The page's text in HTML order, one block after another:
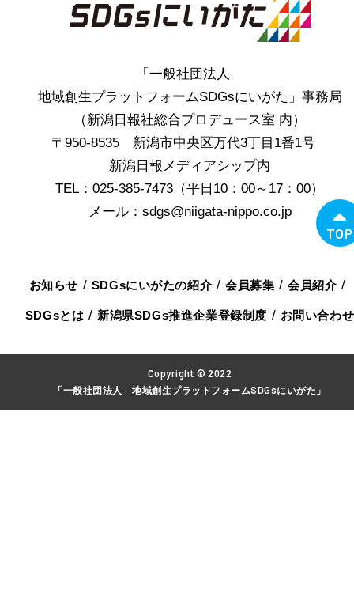
TOP
「一般社団法人
地域創生プラットフォームSDGsにいがた」事務局
（新潟日報社総合プロデュース室 内）
〒950-8535 新潟市中央区万代3丁目1番1号
新潟日報メディアシップ内
TEL：025-385-7473（平日10：00～17：00）
メール：sdgs@niigata-nippo.co.jp
お知らせ SDGsにいがたの紹介 会員募集 会員紹介
SDGsとは 新潟県SDGs推進企業登録制度 お問い合わせ
Copyright © 2022
「一般社団法人 地域創生プラットフォームSDGsにいがた」